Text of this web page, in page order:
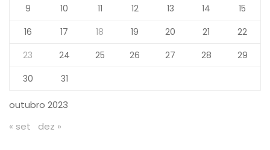
outubro 2023
9
10 11 12 13 14
15
16
17 18 19 20 21
22
23
24 25 26 27 28
29
30
31
« set dez »